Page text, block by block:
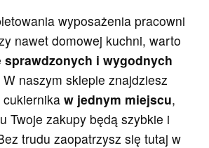
wyposażenia pracowni
nawet domowej kuchni, warto
sprawdzonych i wygodnych
W naszym sklepie znajdziesz
w jednym miejscu,
Twoje zakupy będą szybkie i
trudu zaopatrzysz się tutaj w